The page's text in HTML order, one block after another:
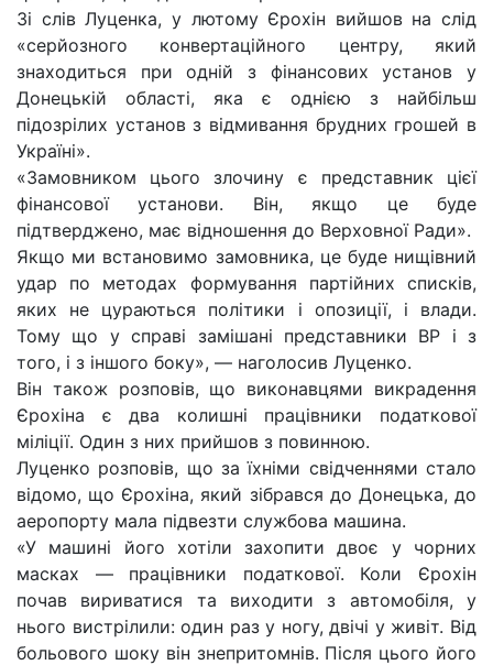
Зі слів Луценка, у лютому Єрохін вийшов на слід
«серйозного конвертаційного центру, який
знаходиться при одній з фінансових установ у
Донецькій області, яка є однією з найбільш
підозрілих установ з відмивання брудних грошей в
Україні».
«Замовником цього злочину є представник цієї
фінансової установи. Він, якщо це буде
підтверджено, має відношення до Верховної Ради».
Якщо ми встановимо замовника, це буде нищівний
удар по методах формування партійних списків,
яких не цураються політики і опозиції, і влади.
Тому що у справі замішані представники ВР і з
того, і з іншого боку», — наголосив Луценко.
Він також розповів, що виконавцями викрадення
Єрохіна є два колишні працівники податкової
міліції. Один з них прийшов з повинною.
Луценко розповів, що за їхніми свідченнями стало
відомо, що Єрохіна, який зібрався до Донецька, до
аеропорту мала підвезти службова машина.
«У машині його хотіли захопити двоє у чорних
масках — працівники податкової. Коли Єрохін
почав вириватися та виходити з автомобіля, у
нього вистрілили: один раз у ногу, двічі у живіт. Від
больового шоку він знепритомнів. Після цього його